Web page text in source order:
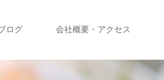
ログ 会社概要・アクセス